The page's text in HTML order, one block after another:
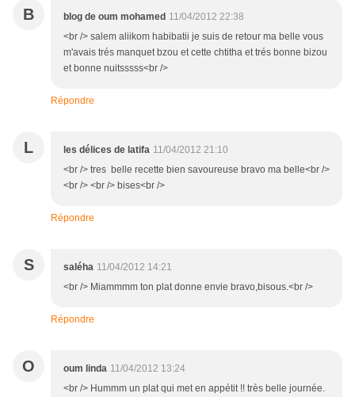
B blog de oum mohamed 11/04/2012 22:38
<br /> salem aliikom habibatii je suis de retour ma belle vous
m'avais trés manquet bzou et cette chtitha et trés bonne bizou
et bonne nuitsssss<br />
Répondre
L les délices de latifa 11/04/2012 21:10
<br /> tres belle recette bien savoureuse bravo ma belle<br />
<br /> <br /> bises<br />
Répondre
S saléha 11/04/2012 14:21
<br /> Miammmm ton plat donne envie bravo,bisous.<br />
Répondre
O oum linda 11/04/2012 13:24
<br /> Hummm un plat qui met en appétit !! très belle journée.